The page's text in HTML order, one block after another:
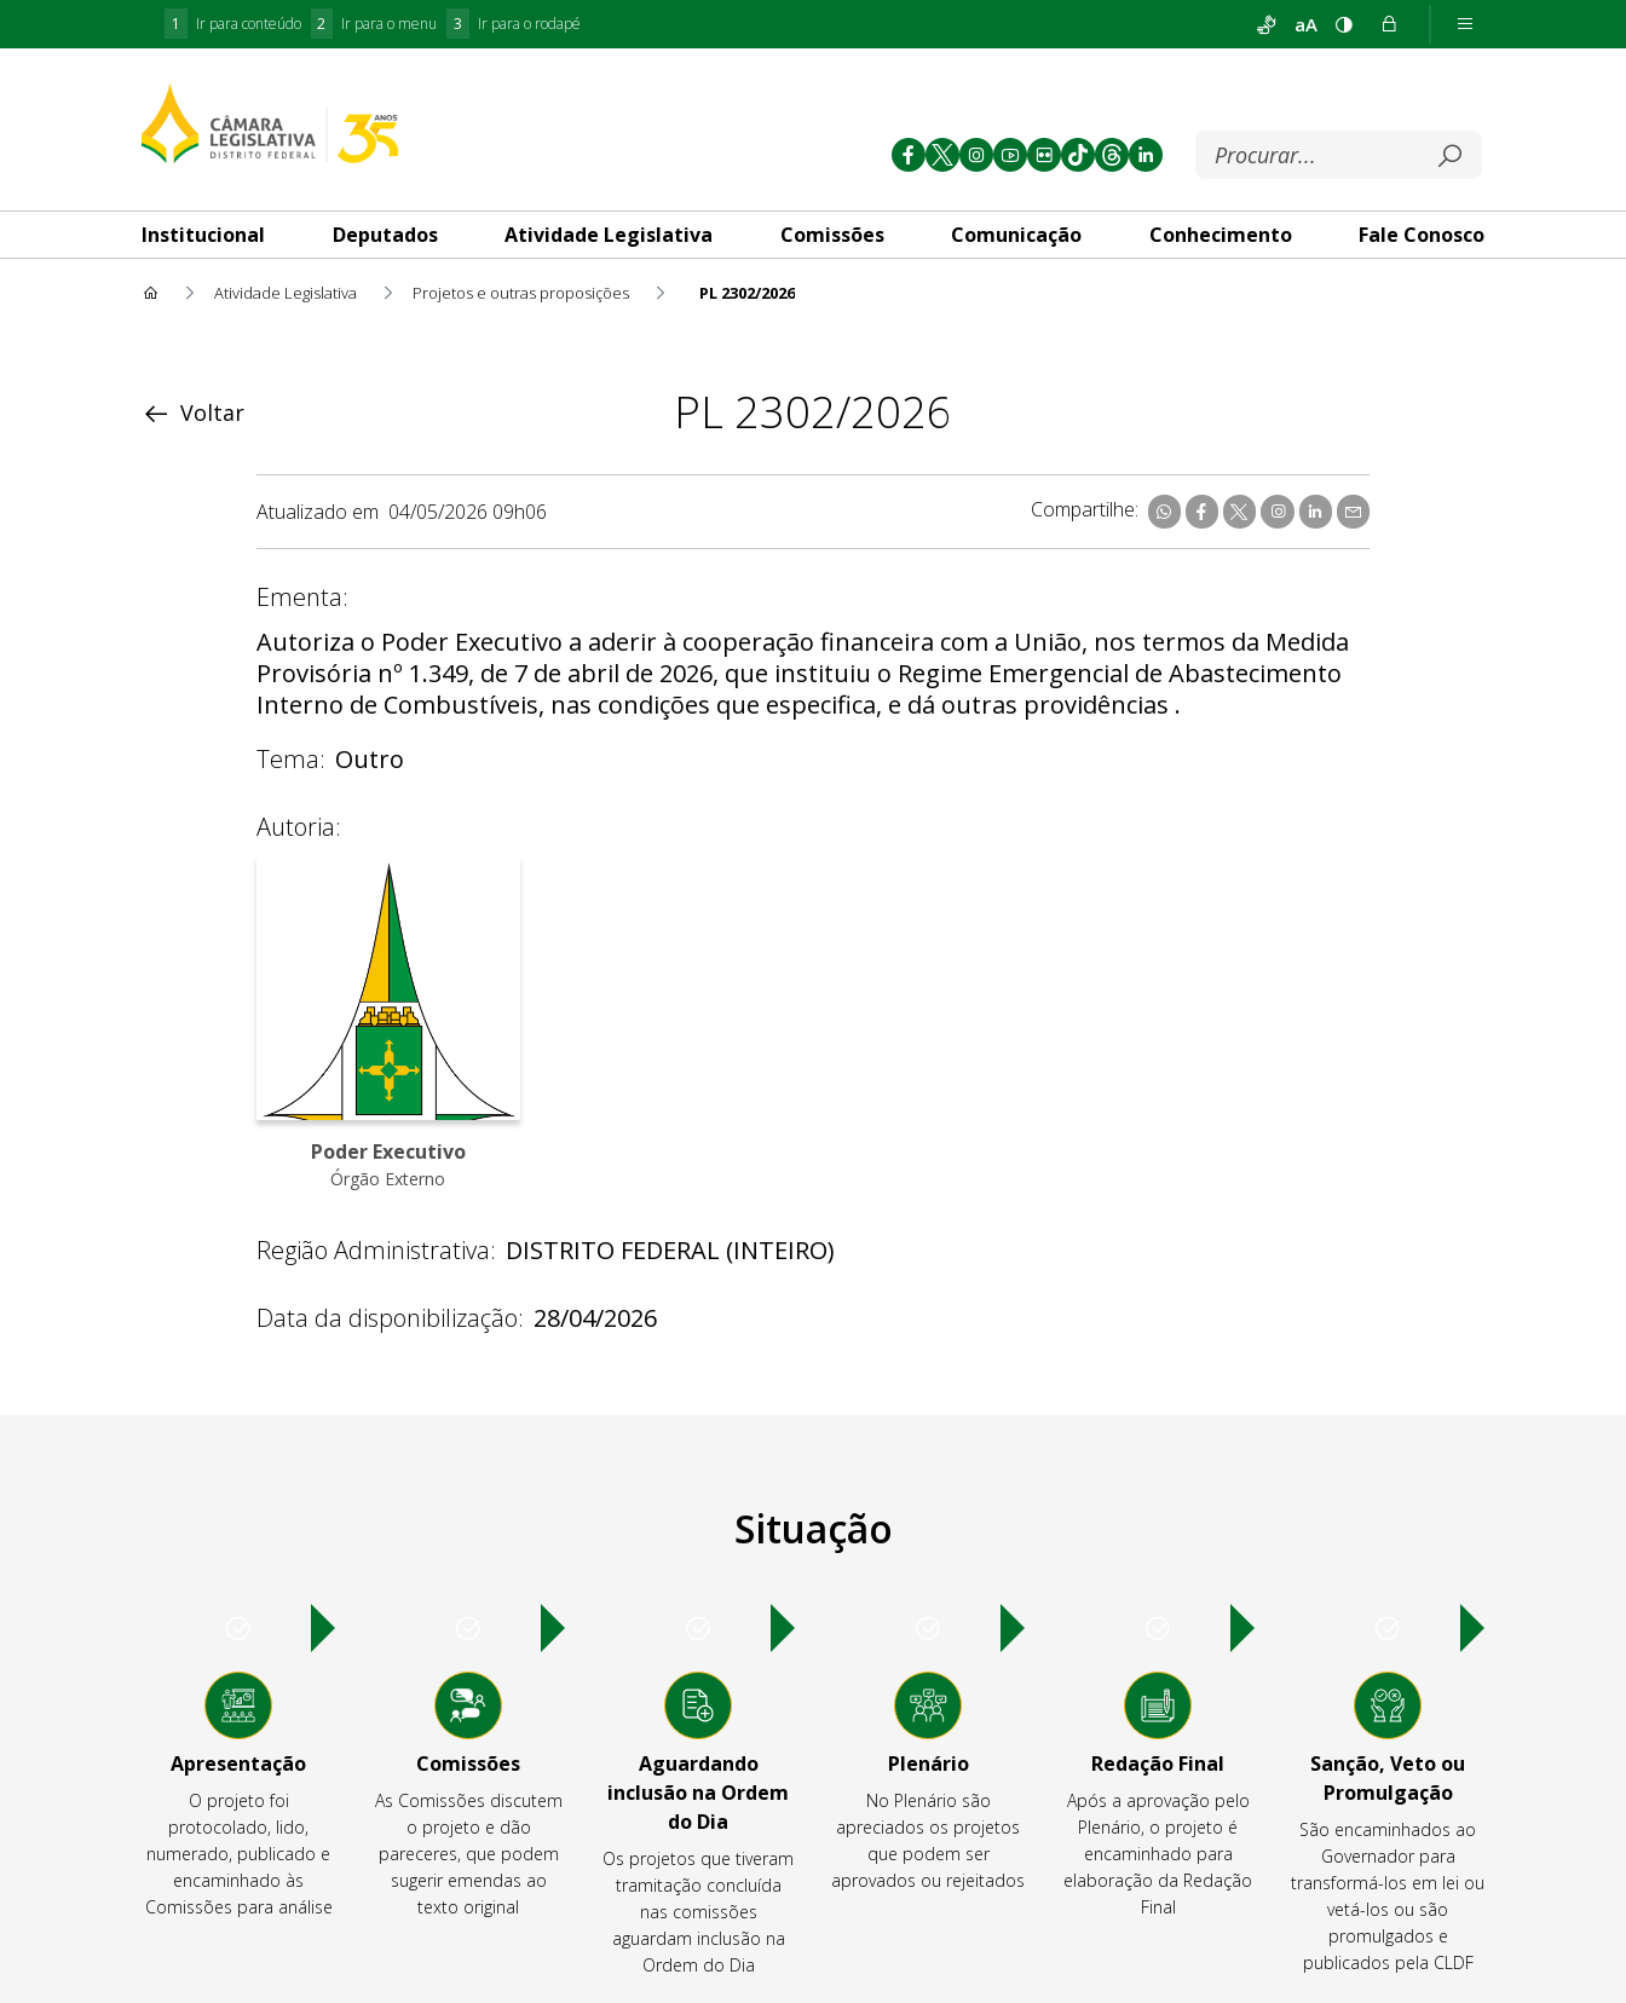
1 Ir para conteúdo 2 Ir para o menu 3 Ir para o rodapé aA
Institucional Deputados Atividade Legislativa Comissões Comunicação Conhecimento Fale Conosco
Atividade Legislativa Projetos e outras proposições PL 2302/2026
PL 2302/2026
Voltar
Atualizado em 04/05/2026 09h06 Compartilhe:
Ementa:
Autoriza o Poder Executivo a aderir à cooperação financeira com a União, nos termos da Medida
Provisória nº 1.349, de 7 de abril de 2026, que instituiu o Regime Emergencial de Abastecimento
Interno de Combustíveis, nas condições que especifica, e dá outras providências .
Tema: Outro
Autoria:
Poder Executivo
Órgão Externo
Região Administrativa: DISTRITO FEDERAL (INTEIRO)
Data da disponibilização: 28/04/2026
Situação
Apresentação
O projeto foi
protocolado, lido,
numerado, publicado e
encaminhado às
Comissões para análise
Comissões
As Comissões discutem
o projeto e dão
pareceres, que podem
sugerir emendas ao
texto original
Aguardando
inclusão na Ordem
do Dia
Os projetos que tiveram
tramitação concluída
nas comissões
aguardam inclusão na
Ordem do Dia
Plenário
No Plenário são
apreciados os projetos
que podem ser
aprovados ou rejeitados
Redação Final
Após a aprovação pelo
Plenário, o projeto é
encaminhado para
elaboração da Redação
Final
Sanção, Veto ou
Promulgação
São encaminhados ao
Governador para
transformá-los em lei ou
vetá-los ou são
promulgados e
publicados pela CLDF